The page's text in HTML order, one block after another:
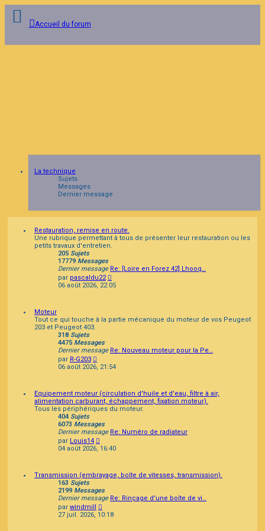
Accueil du forum
La technique
Sujets
Messages
Dernier message
Restauration, remise en route.
Une rubrique permettant à tous de présenter leur restauration ou les
petits travaux d'entretien.
205 Sujets
17779 Messages
Dernier message Re: [Loire en Forez 42] Lhooq…
par pascaldu22
le
06 août 2026, 22:05
Moteur
Tout ce qui touche à la partie mécanique du moteur de vos Peugeot
203 et Peugeot 403.
318 Sujets
4475 Messages
Dernier message Re: Nouveau moteur pour la Pe…
par R-G203
le
dernier
06 août 2026, 21:54
Equipement moteur (circulation d'huile et d'eau, filtre à air,
alimentation carburant, échappement, fixation moteur).
Tous les périphériques du moteur.
404 Sujets
6073 Messages
Dernier message Re: Numéro de radiateur
par Louis14
le
04 août 2026, 16:40
Transmission (embrayage, boîte de vitesses, transmission).
163 Sujets
2199 Messages
Dernier message Re: Rinçage d'une boîte de vi…
par windmill
le
27 juil. 2026, 10:18